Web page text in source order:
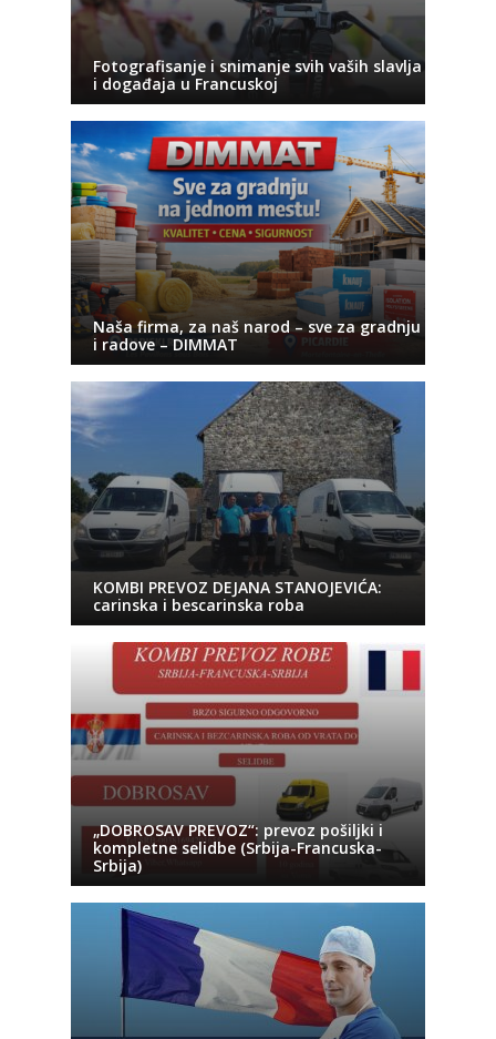
Fotografisanje i snimanje svih vaših slavlja
i događaja u Francuskoj
Naša firma, za naš narod – sve za gradnju
i radove – DIMMAT
KOMBI PREVOZ DEJANA STANOJEVIĆA:
carinska i bescarinska roba
„DOBROSAV PREVOZ“: prevoz pošiljki i
kompletne selidbe (Srbija-Francuska-
Srbija)